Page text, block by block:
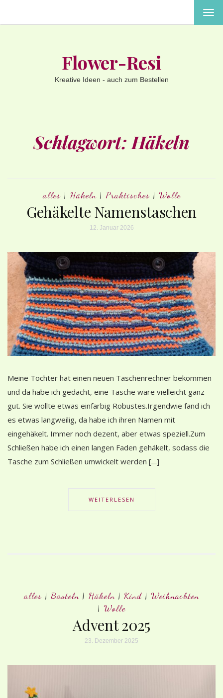
Flower-Resi
Kreative Ideen - auch zum Bestellen
Schlagwort: Häkeln
alles| Häkeln| Praktisches| Wolle
Gehäkelte Namenstaschen
12. Januar 2026
Meine Tochter hat einen neuen Taschenrechner bekommen
und da habe ich gedacht, eine Tasche wäre vielleicht ganz
gut. Sie wollte etwas einfarbig Robustes.Irgendwie fand ich
es etwas langweilig, da habe ich ihren Namen mit
eingehäkelt. Immer noch dezent, aber etwas speziell.Zum
Schließen habe ich einen langen Faden gehäkelt, sodass die
Tasche zum Schließen umwickelt werden […]
WEITERLESEN
alles | Basteln | Häkeln | Kind | Weihnachten
| Wolle
Advent 2025
23. Dezember 2025